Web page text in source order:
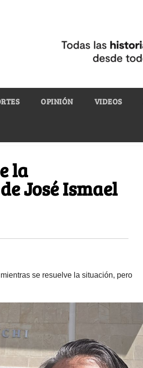
OPINIÓN VIDEOS
la
José Ismael
se resuelve la situación, pero